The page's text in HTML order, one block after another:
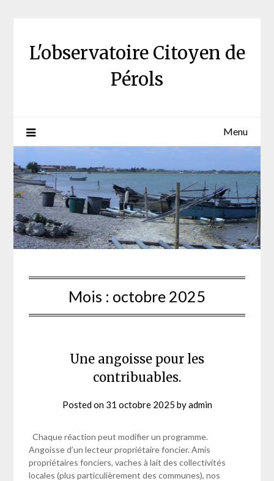
L'observatoire Citoyen de
Pérols
Menu
Mois : octobre 2025
Une angoisse pour les
contribuables.
Posted on 31 octobre 2025 byadmin
Chaque réaction peut modifier un programme.
Angoisse d’un lecteur propriétaire foncier. Amis
propriétaires fonciers, vaches à lait des collectivités
locales (plus particulièrement des communes), nos